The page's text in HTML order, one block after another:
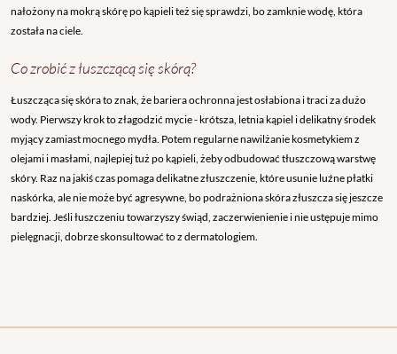
nałożony na mokrą skórę po kąpieli też się sprawdzi, bo zamknie wodę, która
została na ciele.
Co zrobić z łuszczącą się skórą?
Łuszcząca się skóra to znak, że bariera ochronna jest osłabiona i traci za dużo
wody. Pierwszy krok to złagodzić mycie - krótsza, letnia kąpiel i delikatny środek
myjący zamiast mocnego mydła. Potem regularne nawilżanie kosmetykiem z
olejami i masłami, najlepiej tuż po kąpieli, żeby odbudować tłuszczową warstwę
skóry. Raz na jakiś czas pomaga delikatne złuszczenie, które usunie luźne płatki
naskórka, ale nie może być agresywne, bo podrażniona skóra złuszcza się jeszcze
bardziej. Jeśli łuszczeniu towarzyszy świąd, zaczerwienienie i nie ustępuje mimo
pielęgnacji, dobrze skonsultować to z dermatologiem.